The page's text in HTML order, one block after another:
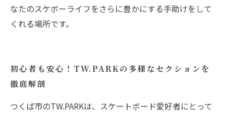
なたのスケボーライフをさらに豊かにする手助けをして
くれる場所です。
初心者も安心！TW.PARKの多様なセクションを
徹底解剖
つくば市のTW.PARKは、スケートボード愛好者にとって